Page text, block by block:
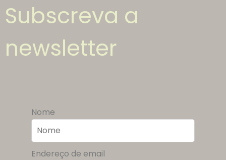
Subscreva a
newsletter
Nome
Endereço de email